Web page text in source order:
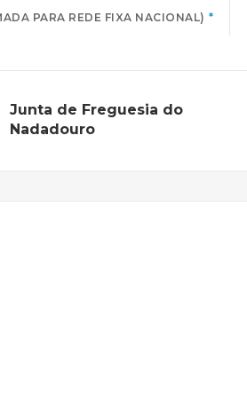
PARA REDE FIXA NACIONAL)
Junta de Freguesia do
Nadadouro